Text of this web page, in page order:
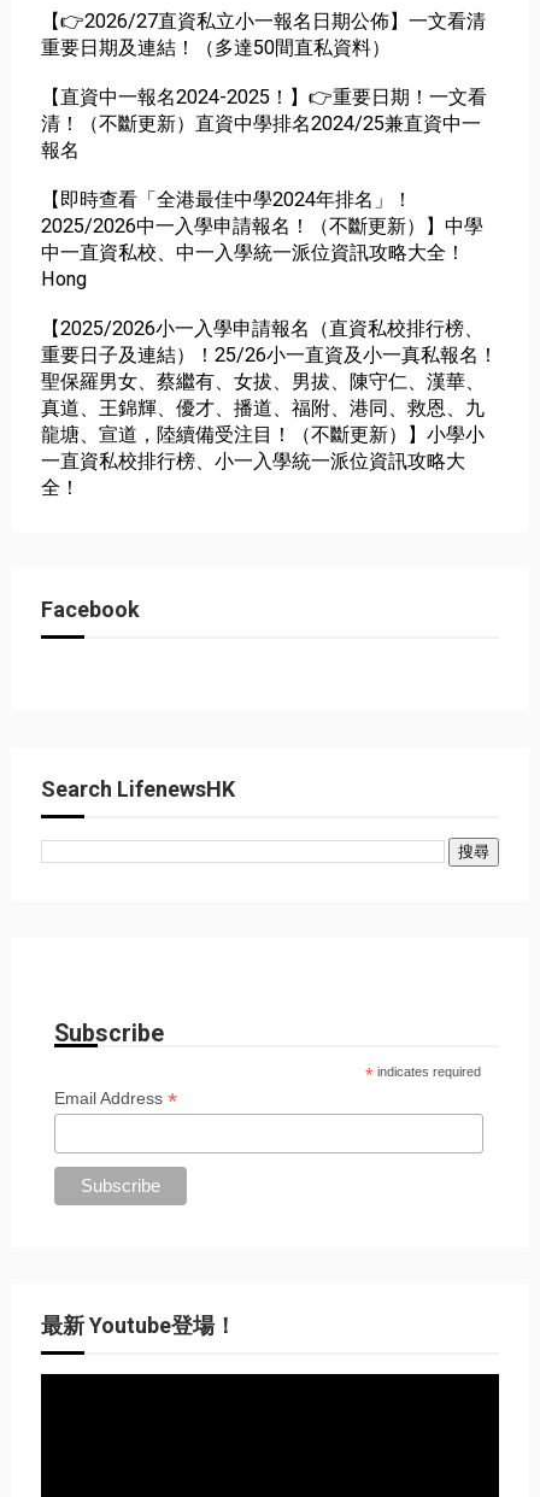
【👉2026/27直資私立小一報名日期公佈】一文看清
重要日期及連結！（多達50間直私資料）
【直資中一報名2024-2025！】👉重要日期！一文看
清！（不斷更新）直資中學排名2024/25兼直資中一
報名
【即時查看「全港最佳中學2024年排名」！
2025/2026中一入學申請報名！（不斷更新）】中學
中一直資私校、中一入學統一派位資訊攻略大全！
Hong
【2025/2026小一入學申請報名（直資私校排行榜、
重要日子及連結）！25/26小一直資及小一真私報名！
聖保羅男女、蔡繼有、女拔、男拔、陳守仁、漢華、
真道、王錦輝、優才、播道、福附、港同、救恩、九
龍塘、宣道，陸續備受注目！（不斷更新）】小學小
一直資私校排行榜、小一入學統一派位資訊攻略大
全！
Facebook
Search LifenewsHK
Subscribe
* indicates required
Email Address*
最新 Youtube登場！